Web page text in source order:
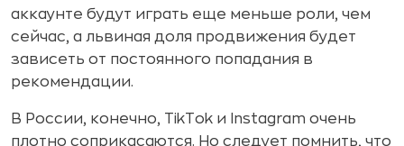
аккаунте будут играть еще меньше роли, чем
сейчас, а львиная доля продвижения будет
зависеть от постоянного попадания в
рекомендации.
В России, конечно, TikTok и Instagram очень
плотно соприкасаются. Но следует помнить, что